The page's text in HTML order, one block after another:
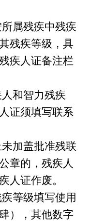
属残疾中残疾
残疾等级，具
疾人证备注栏
和智力残疾
证须填写联系
加盖批准残联
章的，残疾人
人证作废。
等级填写使用
），其他数字